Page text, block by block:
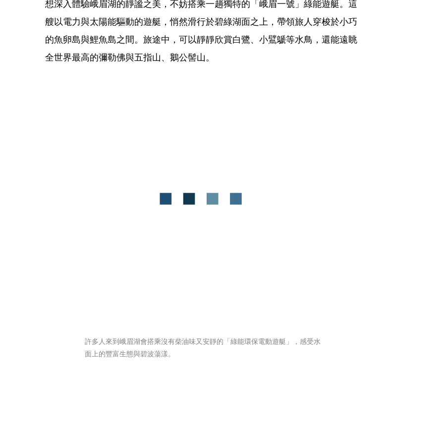
想深入體驗峨眉湖的靜謐之美，不妨搭乘一趟獨特的「峨眉一號」綠能遊艇。這
艘以電力與太陽能驅動的遊艇，悄然滑行於碧綠湖面之上，帶領旅人穿梭於小巧
的魚卵島與鯉魚島之間。旅途中，可以靜靜欣賞白鷺、小鷿鷈等水鳥，還能遠眺
全世界最高的彌勒佛與五指山、鵝公髻山。
許多人來到峨眉湖會搭乘沒有柴油味又安靜的「綠能環保電動遊艇」，感受水
面上的豐富生態與碧波蕩漾。